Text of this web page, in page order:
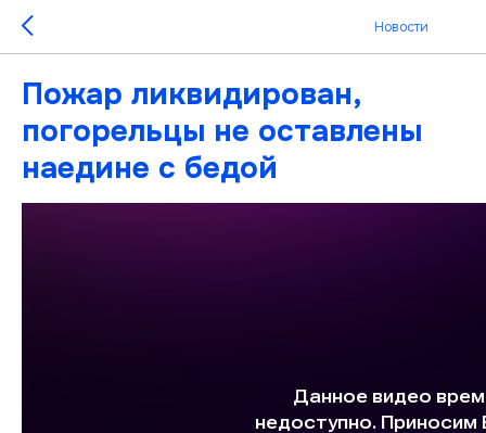
Новости
Пожар ликвидирован,
погорельцы не оставлены
наедине с бедой